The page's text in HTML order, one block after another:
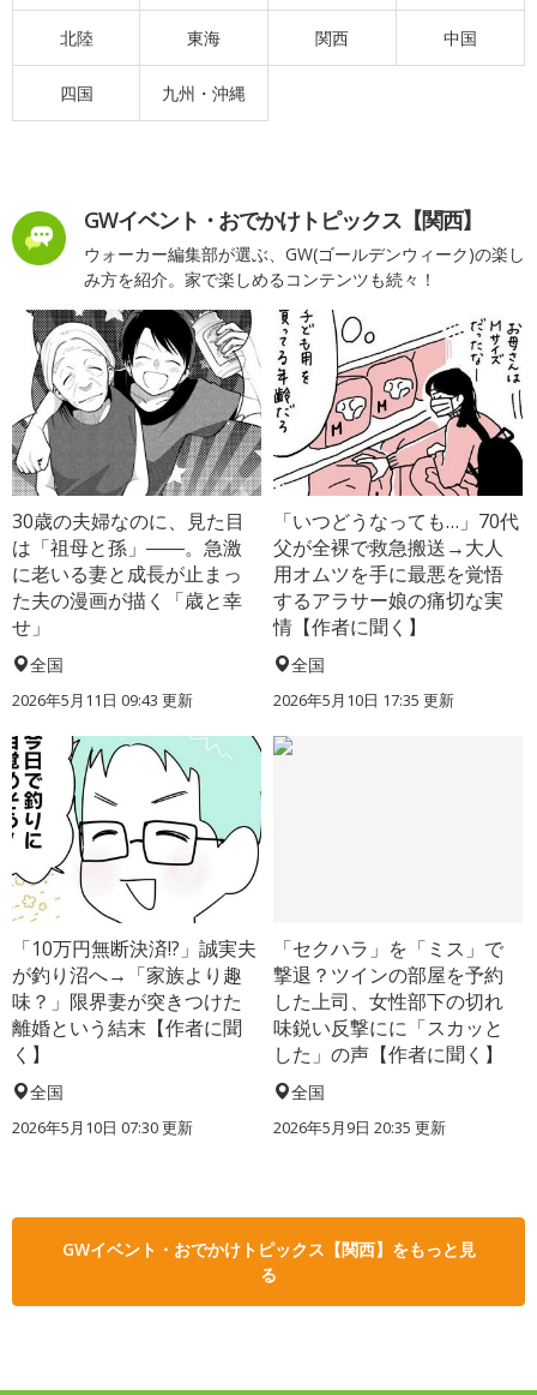
北陸 東海 関西 中国
四国 九州・沖縄
GWイベント・おでかけトピックス【関西】
ウォーカー編集部が選ぶ、GW(ゴールデンウィーク)の楽し
み方を紹介。家で楽しめるコンテンツも続々！
30歳の夫婦なのに、見た目
は「祖母と孫」――。急激
に老いる妻と成長が止まっ
た夫の漫画が描く「歳と幸
せ」
全国
2026年5月11日 09:43 更新
「いつどうなっても…」70代
父が全裸で救急搬送→大人
用オムツを手に最悪を覚悟
するアラサー娘の痛切な実
情【作者に聞く】
全国
2026年5月10日 17:35 更新
「10万円無断決済!?」誠実夫
が釣り沼へ→「家族より趣
味？」限界妻が突きつけた
離婚という結末【作者に聞
く】
全国
2026年5月10日 07:30 更新
「セクハラ」を「ミス」で
撃退？ツインの部屋を予約
した上司、女性部下の切れ
味鋭い反撃にに「スカッと
した」の声【作者に聞く】
全国
2026年5月9日 20:35 更新
GWイベント・おでかけトピックス【関西】をもっと見
る